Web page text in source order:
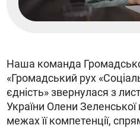
Наша команда
«Громадський рух
єдність» звернулася з
України Олени
межах її компетенції,